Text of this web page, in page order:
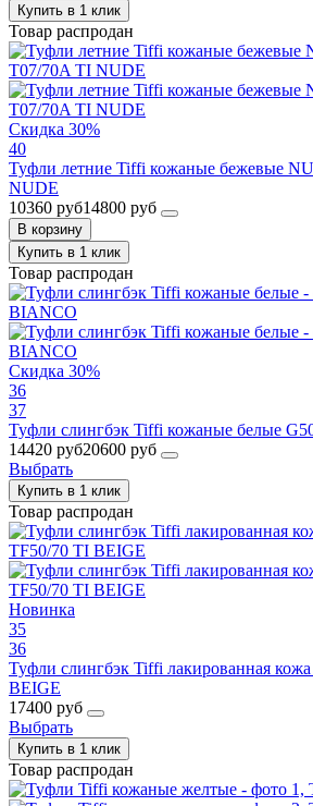
Купить в 1 клик
Товар распродан
Скидка 30%
40
Туфли летние Tiffi кожаные бежевые
NUDE
10360 руб14800 руб
В корзину
Купить в 1 клик
Товар распродан
Скидка 30%
36
37
Туфли слингбэк Tiffi кожаные белые
14420 руб20600 руб
Выбрать
Купить в 1 клик
Товар распродан
Новинка
35
36
Туфли слингбэк Tiffi лакированная
BEIGE
17400 руб
Выбрать
Купить в 1 клик
Товар распродан